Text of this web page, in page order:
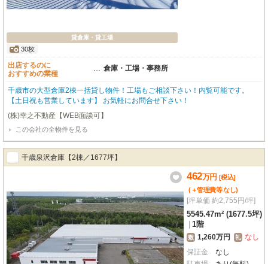
貸倉庫・貸工場
30枚
出店するのに
おすすめの業種
… 倉庫・工場・事務所
千歳市の大型倉庫2棟一括貸し物件！工場もご相談下さい！内覧可能です。
【土日祝も営業しています】 お気軽にお問合せ下さい！
(株)幸之不動産【WEB面談可】
この会社の全物件を見る
千歳泉沢倉庫【2棟／1677坪】
462万円 [税込]
(＋管理費等なし)
[坪単価 約2,755円/坪]
5545.47m² (1677.5坪)
1階
敷 1,260万円 礼 なし
保証金
なし